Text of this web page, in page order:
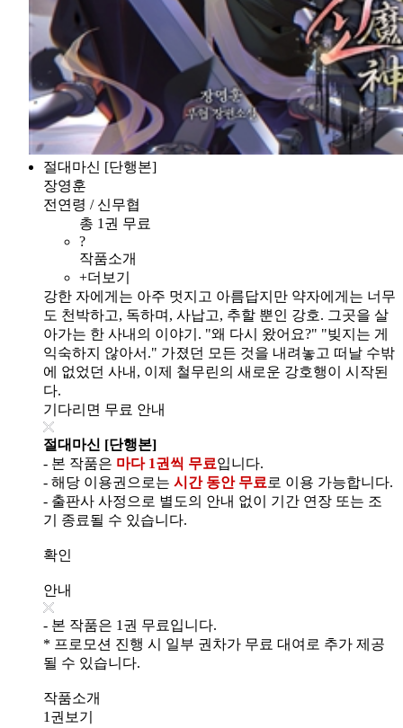
절대마신 [단행본]
장영훈
전연령 / 신무협
총 1권 무료
?
작품소개
+더보기
강한 자에게는 아주 멋지고 아름답지만 약자에게는 너무
도 천박하고, 독하며, 사납고, 추할 뿐인 강호. 그곳을 살
아가는 한 사내의 이야기. "왜 다시 왔어요?" "빚지는 게
익숙하지 않아서." 가졌던 모든 것을 내려놓고 떠날 수밖
에 없었던 사내, 이제 철무린의 새로운 강호행이 시작된
다.
기다리면 무료 안내
절대마신 [단행본]
- 본 작품은 마다 1권씩 무료입니다.
- 해당 이용권으로는 시간 동안 무료로 이용 가능합니다.
- 출판사 사정으로 별도의 안내 없이 기간 연장 또는 조
기 종료될 수 있습니다.
확인
안내
- 본 작품은 1권 무료입니다.
* 프로모션 진행 시 일부 권차가 무료 대여로 추가 제공
될 수 있습니다.
작품소개
1권보기